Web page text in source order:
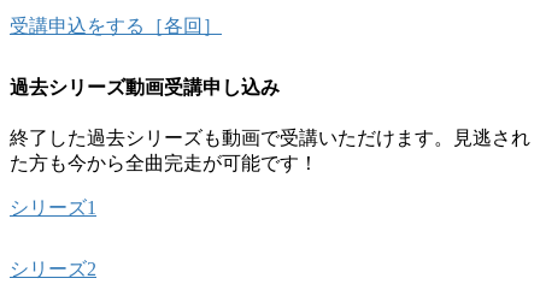
受講申込をする［各回］
過去シリーズ動画受講申し込み
終了した過去シリーズも動画で受講いただけます。見逃され
た方も今から全曲完走が可能です！
シリーズ1
シリーズ2